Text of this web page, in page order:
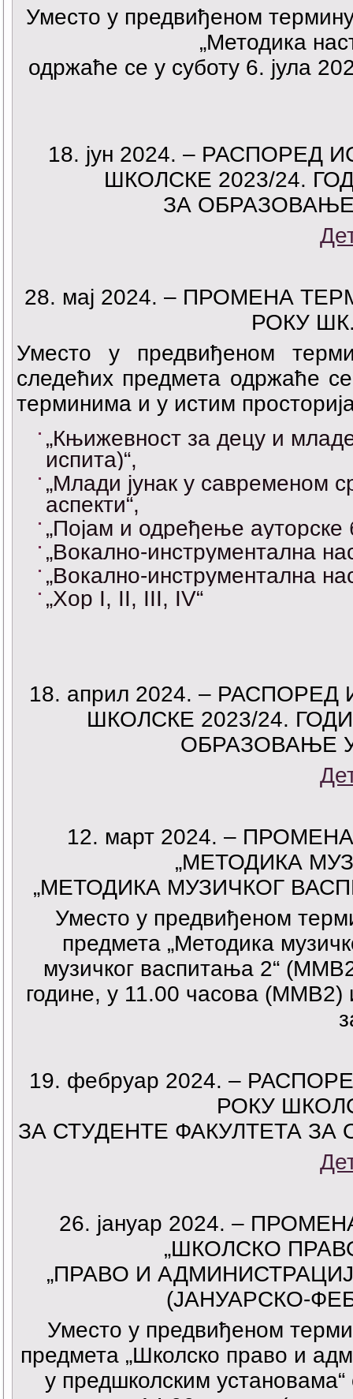
Уместо у предвиђеном
„Методика
одржаће се у суботу 6. јула
18. јун 2024. –
ШКОЛСКЕ 2023/24.
ЗА
28. мај 2024. – ПРОМЕНА
РОКУ
Уместо у предвиђеном
следећих предмета одржаће
терминима и у истим
„Књижевност за децу и
испита)“,
„Млади јунак у савременом
аспекти“,
„Појам и одређење ауторске
„Вокално-инструментална
„Вокално-инструментална
„Хор I, II, III, IV“
18. април 2024. –
ШКОЛСКЕ 2023/24.
ОБРАЗОВАЊЕ
12. март 2024. –
„МЕТОДИКА
„МЕТОДИКА МУЗИЧКОГ
Уместо у предвиђеном
предмета „Методика
музичког васпитања 2“
године, у 11.00 часова
19. фебруар 2024. –
РОКУ
ЗА СТУДЕНТЕ ФАКУЛТЕТА
26. јануар 2024. –
„ШКОЛСКО
„ПРАВО И
(ЈАНУАРСКО-
Уместо у предвиђеном
предмета „Школско право и
у предшколским